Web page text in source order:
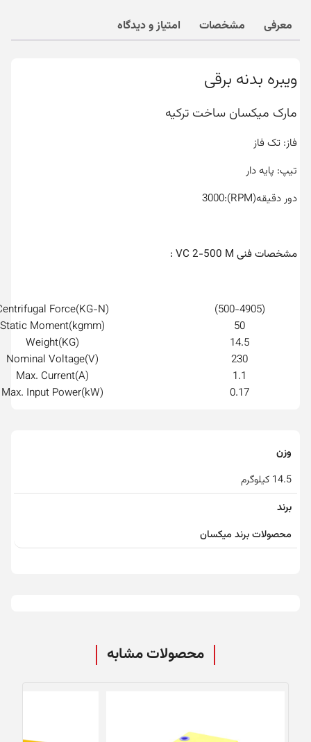
معرفی مشخصات امتیاز و دیدگاه
ویبره بدنه برقی
مارک میکسان ساخت ترکیه
فاز: تک فاز
تیپ: پایه دار
دور دقیقه(RPM):3000
مشخصات فنی VC 2-500 M :
(500-4905)
(KG-N)Centrifugal Force
50
(kgmm)Static Moment
14.5
(KG)Weight
230
(V)Nominal Voltage
1.1
(A)Max. Current
0.17
(kW)Max. Input Power
وزن
14.5 کیلوگرم
برند
محصولات برند میکسان
محصولات مشابه